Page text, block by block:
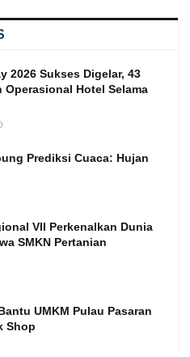
2026 Sukses Digelar, 43
Operasional Hotel Selama
Prediksi Cuaca: Hujan
VII Perkenalkan Dunia
SMKN Pertanian
UMKM Pulau Pasaran
Shop